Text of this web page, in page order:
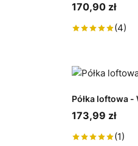
170,90 zł
(4)
Półka loftowa -
173,99 zł
(1)